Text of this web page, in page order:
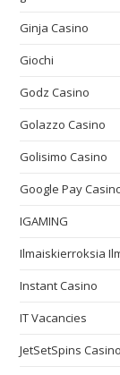
Ginja Casino
Giochi
Godz Casino
Golazzo Casino
Golisimo Casino
Google Pay
IGAMING
Ilmaiskierroksia
Instant Casino
IT Vacancies
JetSetSpins Casino